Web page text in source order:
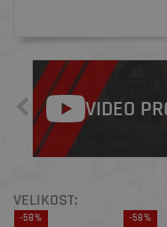
VIDEO
VELIKOST:
-58% -58%